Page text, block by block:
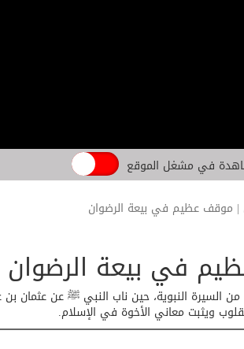
في مشغل الموقع
| موقف عظيم في بيعة الرضوان
في بيعة الرضوان
النبوية، حين ناب النبي ﷺ عن عثمان
ويثبت معاني الأخوة في الإسلام.